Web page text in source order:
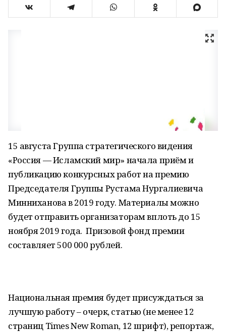
15 августа Группа стратегического видения
«Россия — Исламский мир» начала приём и
публикацию конкурсных работ на премию
Председателя Группы Рустама Нургалиевича
Минниханова в 2019 году. Материалы можно
будет отправить организаторам вплоть до 15
ноября 2019 года. Призовой фонд премии
составляет 500 000 рублей.
Национальная премия будет присуждаться за
лучшую работу – очерк, статью (не менее 12
страниц Times New Roman, 12 шрифт), репортаж,